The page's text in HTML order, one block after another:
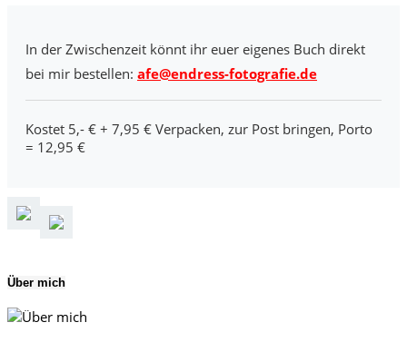
In der Zwischenzeit könnt ihr euer eigenes Buch direkt
bei mir bestellen: afe@endress-fotografie.de
Kostet 5,- € + 7,95 € Verpacken, zur Post bringen, Porto
= 12,95 €
Über mich